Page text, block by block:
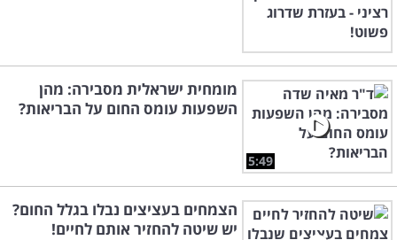
5:49
מומחית ישראלית מסבירה: מהן
השפעות עומס החום על הבריאות?
הצמחים בעציצים נבלו בגלל החום?
יש שיטה להחזיר אותם לחיים!